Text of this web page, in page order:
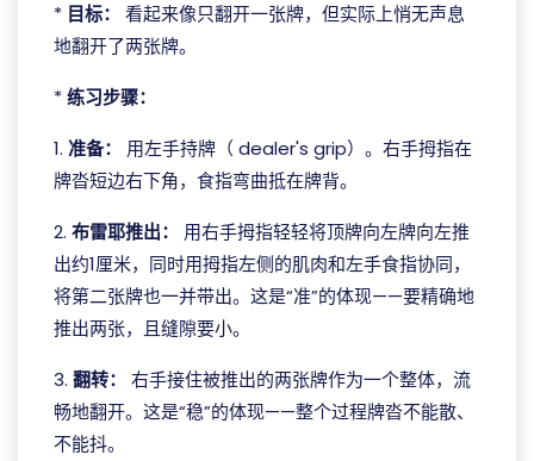
* 目标：
看起来像只翻开一张牌，但实际上悄无声息
地翻开了两张牌。
*练习步骤：
1. 准备：
用左手持牌（ dealer's grip）。右手拇指在
牌沓短边右下角，食指弯曲抵在牌背。
2. 布雷耶推出：
用右手拇指轻轻将顶牌向左牌向左推
出约1厘米，同时用拇指左侧的肌肉和左手食指协同，
将第二张牌也一并带出。这是“准”的体现——要精确地
推出两张，且缝隙要小。
3. 翻转：
右手接住被推出的两张牌作为一个整体，流
畅地翻开。这是“稳”的体现——整个过程牌沓不能散、
不能抖。